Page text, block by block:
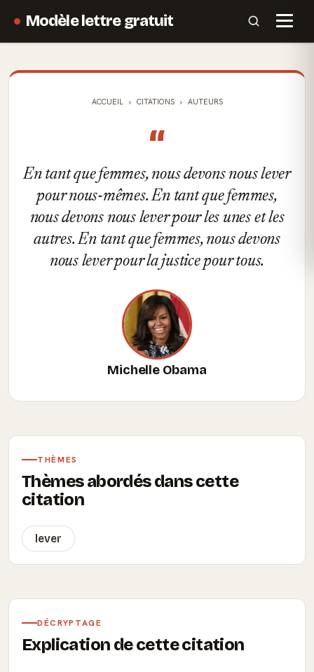
Modèle lettre gratuit
ACCUEIL CITATIONS AUTEURS
“
En tant que femmes, nous devons nous lever
pour nous-mêmes. En tant que femmes,
nous devons nous lever pour les unes et les
autres. En tant que femmes, nous devons
nous lever pour la justice pour tous.
Michelle Obama
THÈMES
Thèmes abordés dans cette
citation
lever
DÉCRYPTAGE
Explication de cette citation